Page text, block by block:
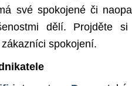
své spokojené či
dělí. Projděte
spokojení.